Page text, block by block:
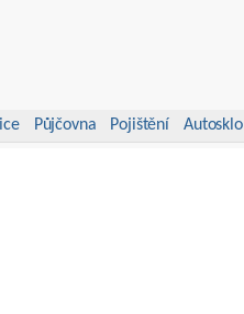
Půjčovna Pojištění Autosklo